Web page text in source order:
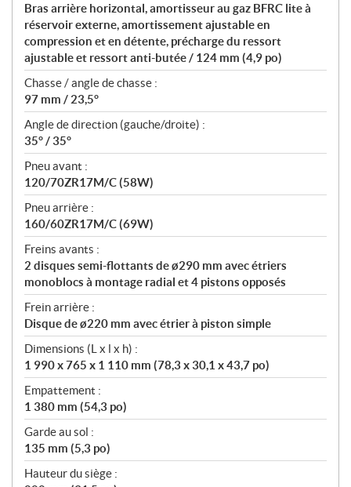
Bras arrière horizontal, amortisseur au gaz BFRC lite à
réservoir externe, amortissement ajustable en
compression et en détente, précharge du ressort
ajustable et ressort anti-butée / 124 mm (4,9 po)
Chasse / angle de chasse :
97 mm / 23,5°
Angle de direction (gauche/droite) :
35° / 35°
Pneu avant :
120/70ZR17M/C (58W)
Pneu arrière :
160/60ZR17M/C (69W)
Freins avants :
2 disques semi-flottants de ø290 mm avec étriers
monoblocs à montage radial et 4 pistons opposés
Frein arrière :
Disque de ø220 mm avec étrier à piston simple
Dimensions (L x l x h) :
1 990 x 765 x 1 110 mm (78,3 x 30,1 x 43,7 po)
Empattement :
1 380 mm (54,3 po)
Garde au sol :
135 mm (5,3 po)
Hauteur du siège :